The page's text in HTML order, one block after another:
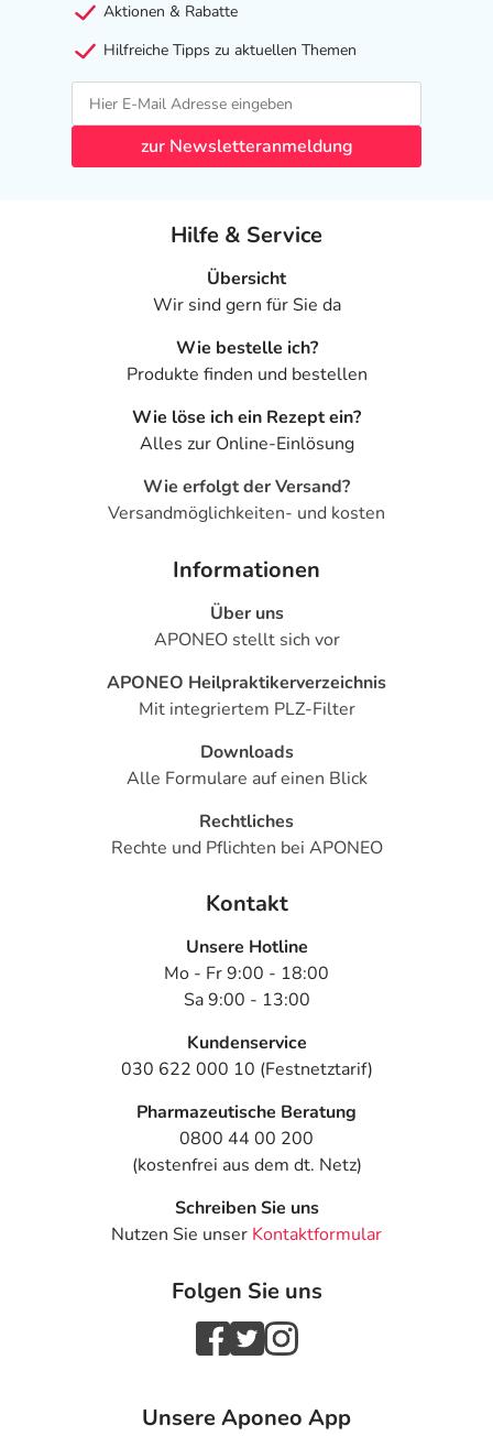
Aktionen & Rabatte
Hilfreiche Tipps zu aktuellen Themen
zur Newsletteranmeldung
Hilfe & Service
Übersicht
Wir sind gern für Sie da
Wie bestelle ich?
Produkte finden und bestellen
Wie löse ich ein Rezept ein?
Alles zur Online-Einlösung
Wie erfolgt der Versand?
Versandmöglichkeiten- und kosten
Informationen
Über uns
APONEO stellt sich vor
APONEO Heilpraktikerverzeichnis
Mit integriertem PLZ-Filter
Downloads
Alle Formulare auf einen Blick
Rechtliches
Rechte und Pflichten bei APONEO
Kontakt
Unsere Hotline
Mo - Fr 9:00 - 18:00
Sa 9:00 - 13:00
Kundenservice
030 622 000 10 (Festnetztarif)
Pharmazeutische Beratung
0800 44 00 200
(kostenfrei aus dem dt. Netz)
Schreiben Sie uns
Nutzen Sie unser Kontaktformular
Folgen Sie uns
Unsere Aponeo App